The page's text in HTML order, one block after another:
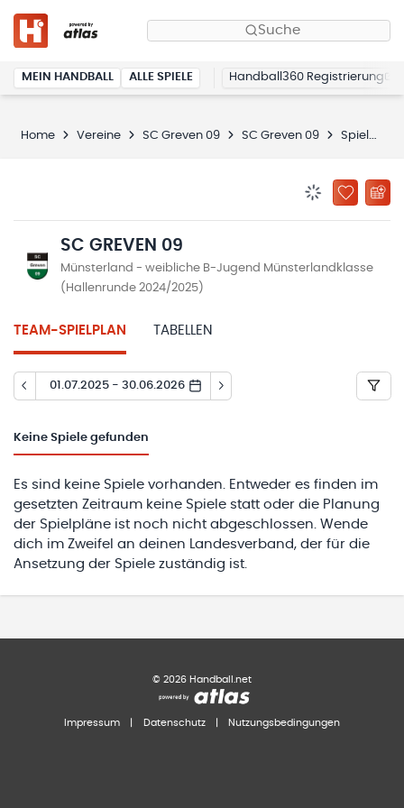
Suche
MEIN HANDBALL ALLE SPIELE Handball360 Registrierung
Home Vereine SC Greven 09 SC Greven 09 Spielplan
ZU
SC GREVEN 09
Münsterland - weibliche B-Jugend Münsterlandklasse
(Hallenrunde 2024/2025)
TEAM-SPIELPLAN TABELLEN
01.07.2025 - 30.06.2026
Keine Spiele gefunden
Es sind keine Spiele vorhanden. Entweder es finden im
gesetzten Zeitraum keine Spiele statt oder die Planung
der Spielpläne ist noch nicht abgeschlossen. Wende
dich im Zweifel an deinen Landesverband, der für die
Ansetzung der Spiele zuständig ist.
© 2026 Handball.net
Impressum Datenschutz Nutzungsbedingungen